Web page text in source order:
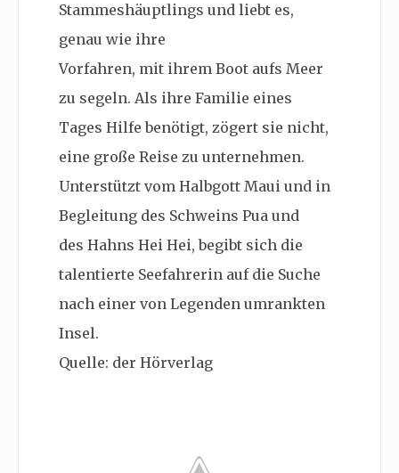
Stammeshäuptlings und liebt es,
genau wie ihre
Vorfahren, mit ihrem Boot aufs Meer
zu segeln. Als ihre Familie eines
Tages Hilfe benötigt, zögert sie nicht,
eine große Reise zu unternehmen.
Unterstützt vom Halbgott Maui und in
Begleitung des Schweins Pua und
des Hahns Hei Hei, begibt sich die
talentierte Seefahrerin auf die Suche
nach einer von Legenden umrankten
Insel.
Quelle: der Hörverlag